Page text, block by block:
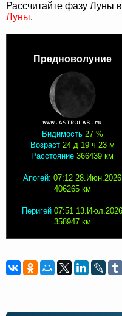
Рассчитайте фазу Луны
Луны.
Предноволуние
Видимость 27 %
Возраст 24 д 19 ч 23 м
Расстояние 366439 км
Апогей: 07:12 28.Июн.2026
406265 км
Перигей 07:51 13.Июл.2026
358947 км